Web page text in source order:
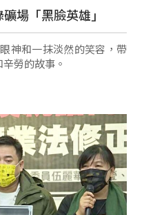
場「黑臉英雄」
神和一抹淡然的笑容，帶
勞的故事。